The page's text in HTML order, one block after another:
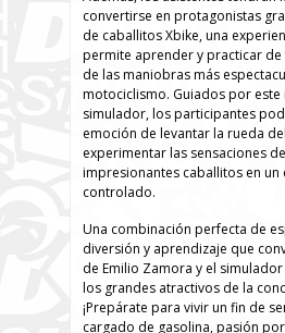
convertirse en protagonistas
de caballitos Xbike, una
permite aprender y practicar de
de las maniobras más
motociclismo. Guiados por
simulador, los participantes
emoción de levantar la rueda
experimentar las sensaciones
impresionantes caballitos en
controlado.
Una combinación perfecta de
diversión y aprendizaje que
de Emilio Zamora y el
los grandes atractivos de la
¡Prepárate para vivir un fin de
cargado de gasolina, pasión